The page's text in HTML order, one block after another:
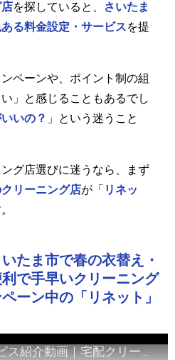
を探していると、
さいたま
る料金設定・サービスを提
ペーンや、ポイント制の組
」と感じることもあるでし
いの？ 」という迷うこと
グ店選びに迷うなら、まず
リーニング店が「 リネッ
たま市で春の衣替え・
で手早いクリーニング
ーン中の「リネット」
【リネット公式】サービス紹介動画｜宅配クリーニング